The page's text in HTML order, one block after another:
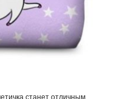
станет отличным